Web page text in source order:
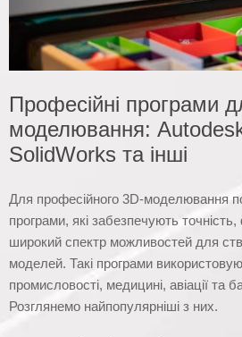
Професійні програми
моделювання:
SolidWorks та інші
Для професійного 3D-моделювання
програми, які забезпечують
широкий спектр можливостей для
моделей. Такі програми
промисловості, медицині, авіації та
Розглянемо найпопулярніші з них.